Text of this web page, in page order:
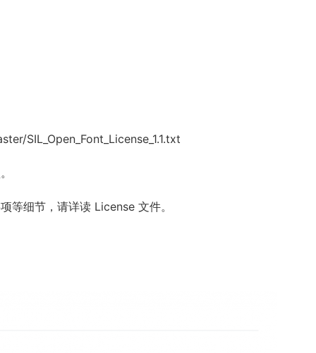
SIL_Open_Font_License_1.1.txt
等细节，请详读 License 文件。